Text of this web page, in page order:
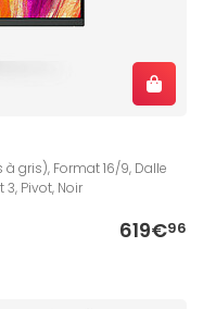
à gris), Format 16/9, Dalle
3, Pivot, Noir
619€96